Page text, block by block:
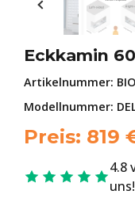
Eckkamin
Artikelnummer:
Modellnummer:
Preis: 819
4.8
uns!